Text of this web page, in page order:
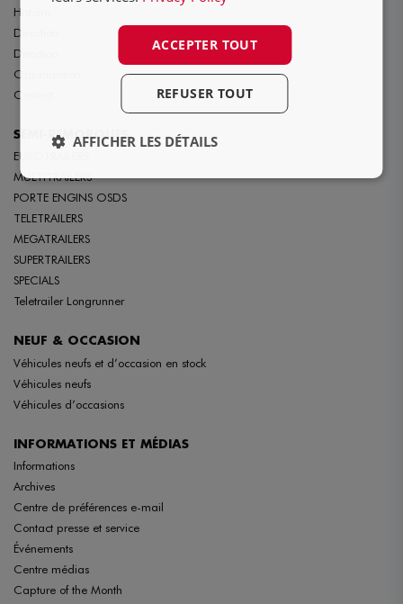
Histoire
Direction
Direction
Organisation
Contact
SEMI-REMORQUES
EUROTRAILERS
MULTITRAILERS
PORTE ENGINS OSDS
TELETRAILERS
MEGATRAILERS
SUPERTRAILERS
SPECIALS
Teletrailer Longrunner
NEUF & OCCASION
Véhicules neufs et d’occasion en stock
Véhicules neufs
Véhicules d’occasions
INFORMATIONS ET MÉDIAS
Informations
Archives
Centre de préférences e-mail
Contact presse et service
Événements
Centre médias
Capture of the Month
ACCEPTER TOUT
REFUSER TOUT
AFFICHER LES DÉTAILS